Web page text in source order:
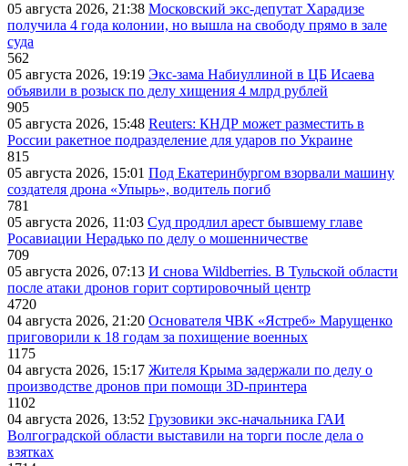
05 августа 2026, 21:38 Московский экс-депутат Харадизе
получила 4 года колонии, но вышла на свободу прямо в зале
суда
562
05 августа 2026, 19:19 Экс-зама Набиуллиной в ЦБ Исаева
объявили в розыск по делу хищения 4 млрд рублей
905
05 августа 2026, 15:48 Reuters: КНДР может разместить в
России ракетное подразделение для ударов по Украине
815
05 августа 2026, 15:01 Под Екатеринбургом взорвали машину
создателя дрона «Упырь», водитель погиб
781
05 августа 2026, 11:03 Суд продлил арест бывшему главе
Росавиации Нерадько по делу о мошенничестве
709
05 августа 2026, 07:13 И снова Wildberries. В Тульской области
после атаки дронов горит сортировочный центр
4720
04 августа 2026, 21:20 Основателя ЧВК «Ястреб» Марущенко
приговорили к 18 годам за похищение военных
1175
04 августа 2026, 15:17 Жителя Крыма задержали по делу о
производстве дронов при помощи 3D‑принтера
1102
04 августа 2026, 13:52 Грузовики экс-начальника ГАИ
Волгоградской области выставили на торги после дела о
взятках